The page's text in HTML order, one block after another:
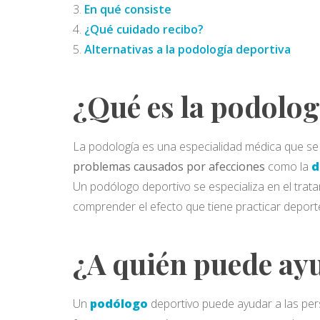
En qué consiste
¿Qué cuidado recibo?
Alternativas a la podología deportiva
¿Qué es la
La podología es una especialidad médica que
problemas causados por afecciones como la
Un podólogo deportivo se especializa en el
comprender el efecto que tiene practicar
¿A quién puede
Un podólogo deportivo puede ayudar a las